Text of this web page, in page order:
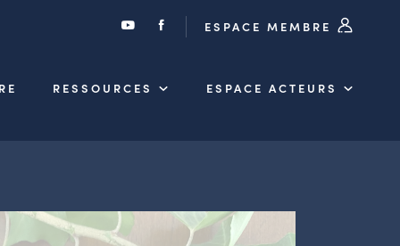
ESPACE MEMBRE
RESSOURCES ESPACE ACTEURS